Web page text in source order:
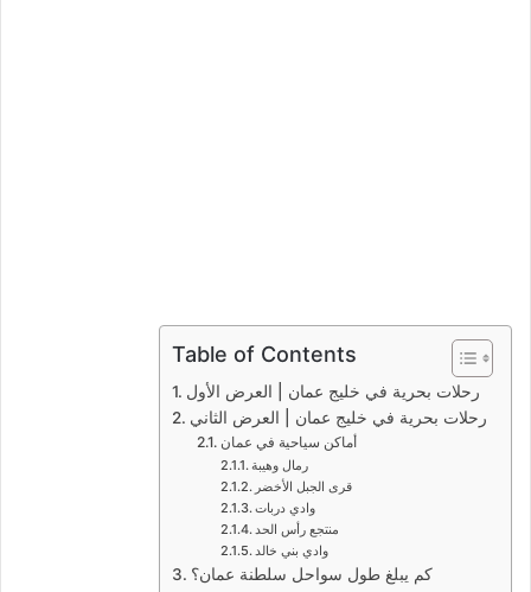
Table of Contents
رحلات بحرية في خليج عمان | العرض الأول
رحلات بحرية في خليج عمان | العرض الثاني
أماكن سياحية في عمان
رمال وهيبة
قرى الجبل الأخضر
وادي دربات
منتجع رأس الحد
وادي بني خالد
كم يبلغ طول سواحل سلطنة عمان؟